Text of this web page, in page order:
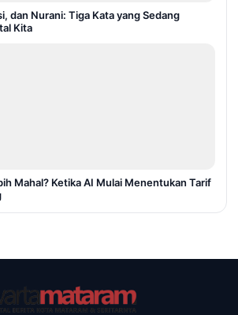
dan Nurani: Tiga Kata yang Sedang
Kita
Mahal? Ketika AI Mulai Menentukan Tarif